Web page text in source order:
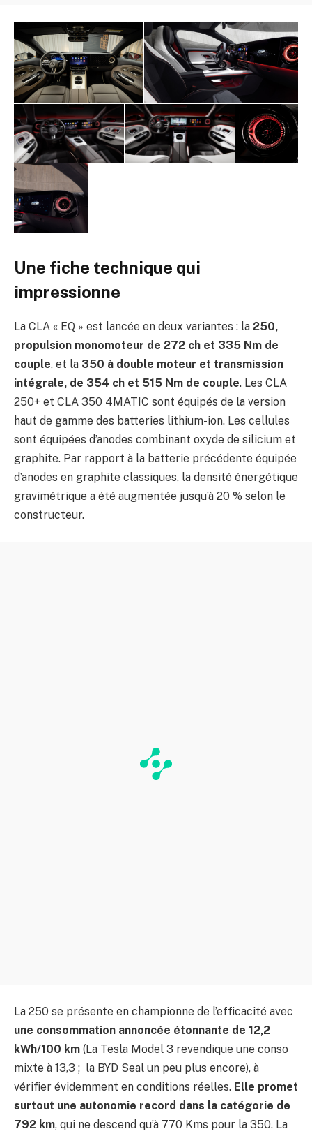
Une fiche technique qui
impressionne
La CLA « EQ » est lancée en deux variantes : la 250,
propulsion monomoteur de 272 ch et 335 Nm de
couple, et la 350 à double moteur et transmission
intégrale, de 354 ch et 515 Nm de couple. Les CLA
250+ et CLA 350 4MATIC sont équipés de la version
haut de gamme des batteries lithium-ion. Les cellules
sont équipées d’anodes combinant oxyde de silicium et
graphite. Par rapport à la batterie précédente équipée
d’anodes en graphite classiques, la densité énergétique
gravimétrique a été augmentée jusqu’à 20 % selon le
constructeur.
La 250 se présente en championne de l’efficacité avec
une consommation annoncée étonnante de 12,2
kWh/100 km (La Tesla Model 3 revendique une conso
mixte à 13,3 ; la BYD Seal un peu plus encore), à
vérifier évidemment en conditions réelles. Elle promet
surtout une autonomie record dans la catégorie de
792 km, qui ne descend qu’à 770 Kms pour la 350. La